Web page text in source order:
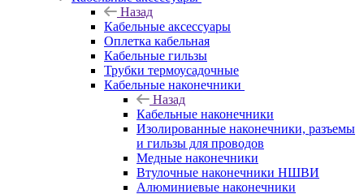
Назад
Кабельные аксессуары
Оплетка кабельная
Кабельные гильзы
Трубки термоусадочные
Кабельные наконечники
Назад
Кабельные наконечники
Изолированные наконечники, разъемы
и гильзы для проводов
Медные наконечники
Втулочные наконечники НШВИ
Алюминиевые наконечники